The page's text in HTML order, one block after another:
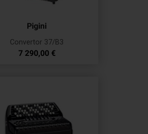
Pigini
Convertor 37/B3
Prix
7 290,00 €